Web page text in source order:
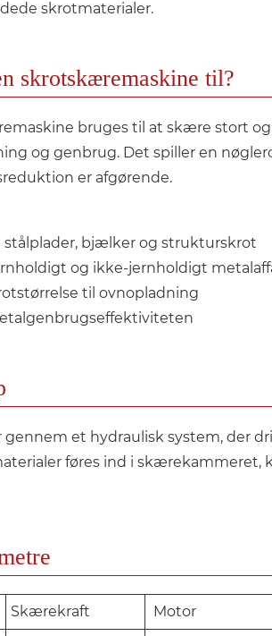
skrotmaterialer.
skrotskæremaskine til?
bruges til at skære stort
og genbrug. Det spiller en
er afgørende.
stålplader, bjælker og strukturskrot
og ikke-jernholdigt
til ovnopladning
gennem et hydraulisk system, der
føres ind i
Skærekraft Motor